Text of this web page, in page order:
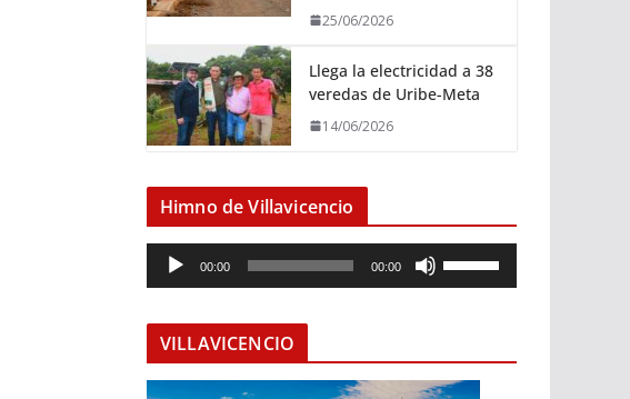
25/06/2026
Llega la electricidad a 38
veredas de Uribe-Meta
14/06/2026
Himno de Villavicencio
e
o
00:00 00:00
i
z
VILLAVICENCIO